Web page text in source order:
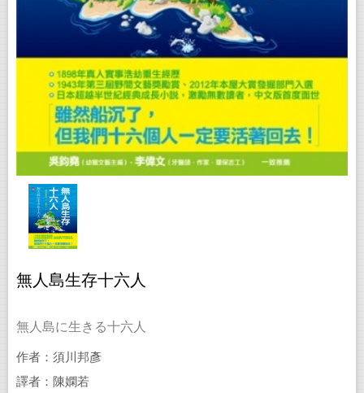
無人島生存十六人
無人島に生きる十六人
作者：須川邦彥
譯者：陳嫻若